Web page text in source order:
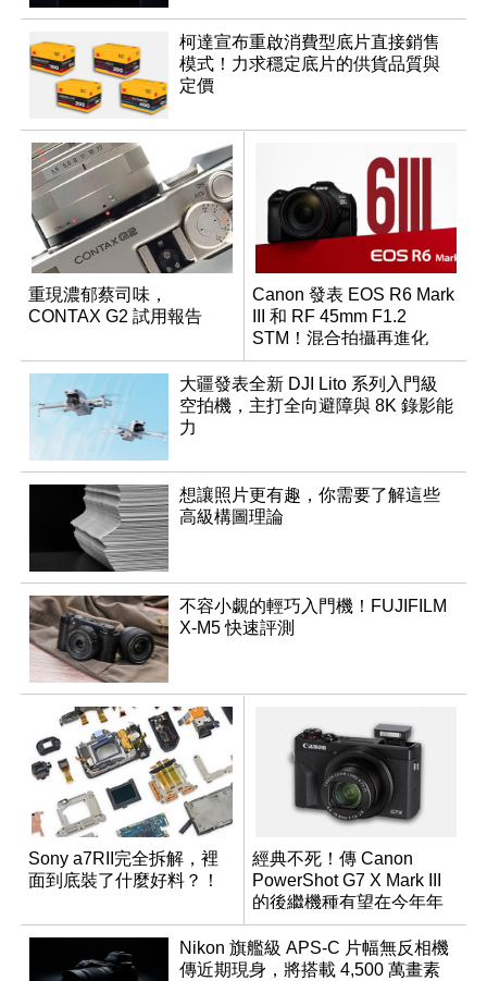
柯達宣布重啟消費型底片直接銷售
模式！力求穩定底片的供貨品質與
定價
重現濃郁蔡司味，
CONTAX G2 試用報告
Canon 發表 EOS R6 Mark
III 和 RF 45mm F1.2
STM！混合拍攝再進化
大疆發表全新 DJI Lito 系列入門級
空拍機，主打全向避障與 8K 錄影能
力
想讓照片更有趣，你需要了解這些
高級構圖理論
不容小覷的輕巧入門機！FUJIFILM
X-M5 快速評測
Sony a7RII完全拆解，裡
面到底裝了什麼好料？！
經典不死！傳 Canon
PowerShot G7 X Mark III
的後繼機種有望在今年年
底前推出？
Nikon 旗艦級 APS-C 片幅無反相機
傳近期現身，將搭載 4,500 萬畫素